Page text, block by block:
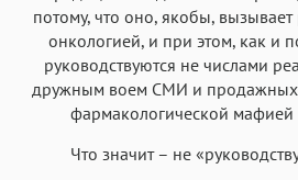
потому, что оно, якобы, вызывает
онкологией, и при этом, как и
руководствуются не числами
дружным воем СМИ и продажных
фармакологической
Что значит – не